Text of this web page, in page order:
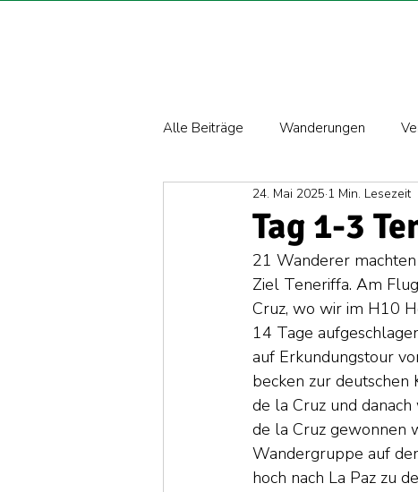
Alle Beiträge Wanderungen
Tag 1-3
24. Mai 2025 1 Min. Lesezeit
21 Wanderer
Ziel Teneriffa. Am
Cruz, wo wir im H10
14 Tage
auf Erkundungstour
becken zur deutschen
de la Cruz und
de la Cruz gewonnen
Wandergruppe auf
hoch nach La Paz zu